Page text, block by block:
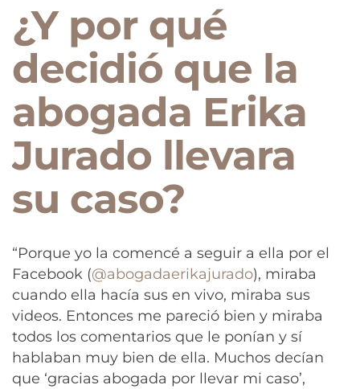
¿Y por qué
decidió que la
abogada Erika
Jurado llevara
su caso?
“Porque yo la comencé a seguir a ella por el
Facebook (@abogadaerikajurado), miraba
cuando ella hacía sus en vivo, miraba sus
videos. Entonces me pareció bien y miraba
todos los comentarios que le ponían y sí
hablaban muy bien de ella. Muchos decían
que ‘gracias abogada por llevar mi caso’,